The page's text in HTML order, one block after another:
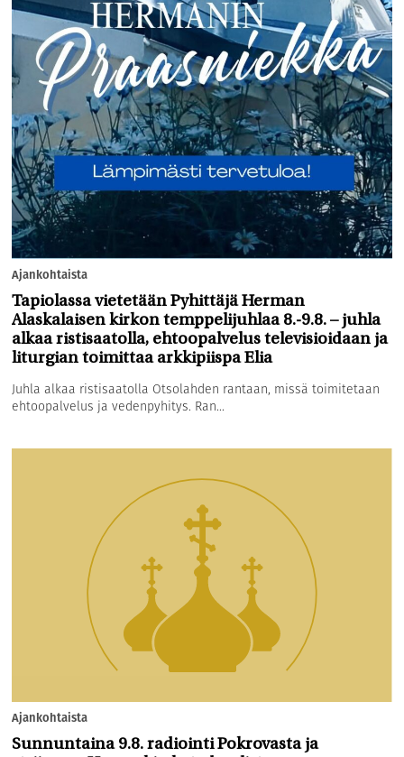
Ajankohtaista
Tapiolassa vietetään Pyhittäjä Herman
Alaskalaisen kirkon temppelijuhlaa 8.-9.8. – juhla
alkaa ristisaatolla, ehtoopalvelus televisioidaan ja
liturgian toimittaa arkkipiispa Elia
Juhla alkaa ristisaatolla Otsolahden rantaan, missä toimitetaan
ehtoopalvelus ja vedenpyhitys. Ran...
Ajankohtaista
Sunnuntaina 9.8. radiointi Pokrovasta ja